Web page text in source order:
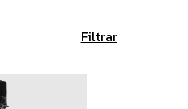
Filtrar